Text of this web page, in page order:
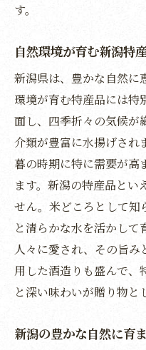
物を
新潟の自然が
特別な贈り物
新潟の自然の
自然から生ま
新潟の自然を
新潟の自然と
新潟の魅力を詰め
新潟の魅力を
豊かな時間を
新潟の特徴が詰
新潟ならではの
す。
自然環境が育む新潟特
新潟県は、豊かな自然に
環境が育む特産品には特
面し、四季折々の気候が
介類が豊富に水揚げされ
暮の時期に特に需要が高
ます。新潟の特産品とい
せん。米どころとして知
と清らかな水を活かし
人々に愛され、その旨
用した酒造りも盛んで、
と深い味わいが贈り物と
新潟の豊かな自然に育